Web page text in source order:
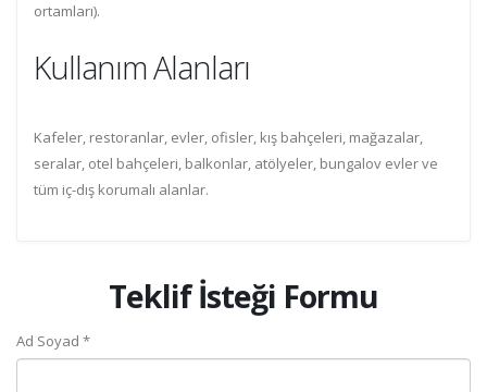
ortamları).
Kullanım Alanları
Kafeler, restoranlar, evler, ofisler, kış bahçeleri, mağazalar,
seralar, otel bahçeleri, balkonlar, atölyeler, bungalov evler ve
tüm iç-dış korumalı alanlar.
Teklif İsteği Formu
Ad Soyad *